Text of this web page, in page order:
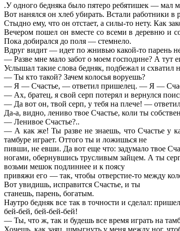
.У одного бедняка было пятеро ребятишек — мал
Вот нанялся он хлеб убирать. Встали работники
Стыдно ему, что он отстает, а силы-то нету. Как
Вечером пошел он вместе со всеми в деревню и
Пока добирался до поля — стемнело.
Вдруг видит — идет по жнивью какой-то парень
— Разве мне мало забот о моем господине? А тут
Услышал такие слова бедняк, подбежал и схватил
— Ты кто такой? Зачем колосья воруешь?
— Я — Счастье, — ответил пришелец. — Я —
— Ах, братец, я свой серп потерял и вернулся
— Да вот он, твой серп, у тебя на плече! —
Да-а, видно, лениво твое Счастье, коли ты
— Ленивое Счастье?..
— А как же! Ты разве не знаешь, что Счастье у
тамбуре играет. Оттого ты и ложишься не
пивши, не евши. Да вот еще что: задумало твое
ногами, обернувшись трусливым зайцем. А ты
возьми мешок подлиннее и к поясу
привяжи его — так, чтобы отверстие-то между
Вот увидишь, исправится Счастье, и ты
станешь, парень, богатым.
Наутро бедняк все так в точности и сделал:
бей-бей, бей-бей-бей!
— Ты, что ж, так и будешь все время играть на
Хочешь, как заяц, шмыгнуть у меня между ног,